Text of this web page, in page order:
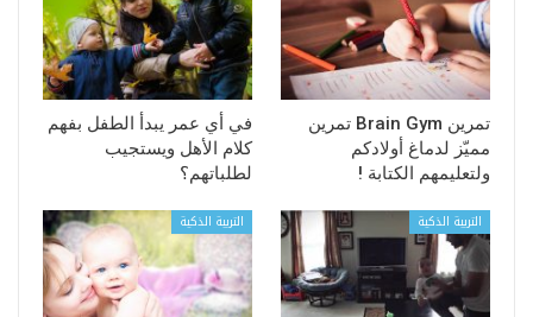
تمرين Brain Gym تمرين
مميّز لدماغ أولادكم
ولتعليمهم الكتابة !
في أي عمر يبدأ الطفل بفهم
كلام الأهل ويستجيب
لطلباتهم؟
التربية الذكية التربية الذكية